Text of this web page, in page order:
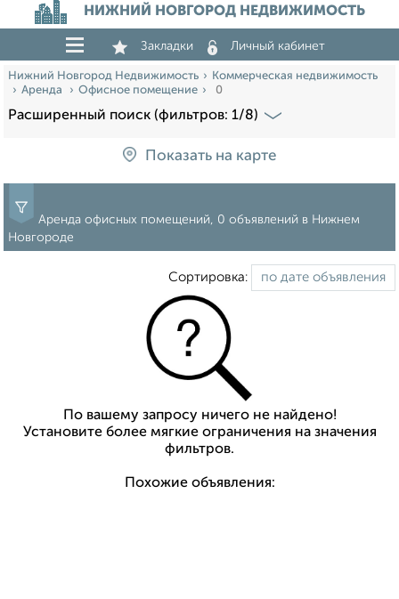
НИЖНИЙ НОВГОРОД НЕДВИЖИМОСТЬ
Закладки Личный кабинет
Нижний Новгород Недвижимость
Коммерческая недвижимость
Аренда
Офисное помещение 0
Расширенный поиск (фильтров: 1/8)
Показать на карте
Аренда офисных помещений, 0 объявлений в Нижнем
Новгороде
Сортировка:
По вашему запросу ничего не найдено!
Установите более мягкие ограничения на значения
фильтров.
Похожие объявления: